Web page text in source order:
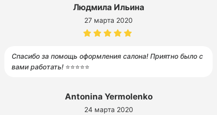
Людмила Ильина
27 марта 2020
Спасибо за помощь оформления салона! Приятно было с
вами работать! ⭐️⭐️⭐️⭐️⭐️
Antonina Yermolenko
24 марта 2020